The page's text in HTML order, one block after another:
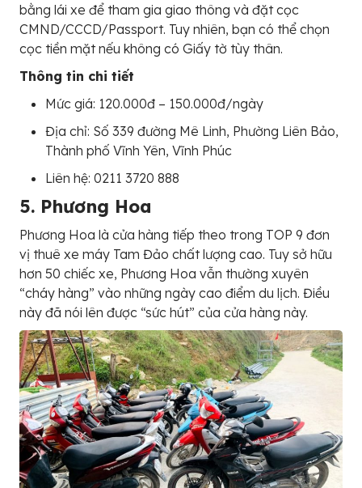
bằng lái xe để tham gia giao thông và đặt cọc
CMND/CCCD/Passport. Tuy nhiên, bạn có thể chọn
cọc tiền mặt nếu không có Giấy tờ tùy thân.
Thông tin chi tiết
Mức giá: 120.000đ – 150.000đ/ngày
Địa chỉ: Số 339 đường Mê Linh, Phường Liên Bảo,
Thành phố Vĩnh Yên, Vĩnh Phúc
Liên hệ: 0211 3720 888
5. Phương Hoa
Phương Hoa là cửa hàng tiếp theo trong TOP 9 đơn
vị thuê xe máy Tam Đảo chất lượng cao. Tuy sở hữu
hơn 50 chiếc xe, Phương Hoa vẫn thường xuyên
“cháy hàng” vào những ngày cao điểm du lịch. Điều
này đã nói lên được “sức hút” của cửa hàng này.